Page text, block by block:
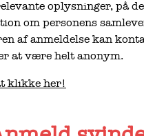
oplysninger, på
om personens
af anmeldelse kan
at være helt anonym.
klikke her!